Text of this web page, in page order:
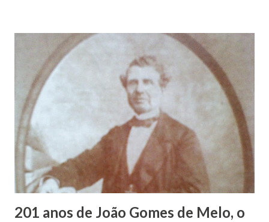
infância pobre, João Vieira não pôde se dedicar aos
estudos, e então passou a colocar o trabalho em primeiro
plano para auxiliar na renda familiar. No comércio foi
garçon, dono de bar, de armarinho e depois de uma
panificação. “Ao contrário de muitos, que renegam suas
raízes e procuram obscurecer seu passado, orgulhava-se
em defender o pão como garçon, tendo incontáveis vezes
que trabalhar copiosamente fora de seu horário normal em
trocas de gorjetas que c...
201 anos de João Gomes de Melo, o